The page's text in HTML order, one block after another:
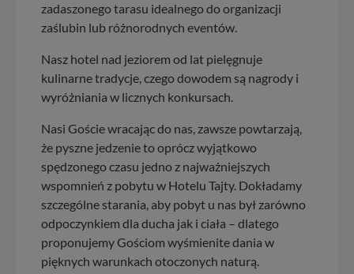
zadaszonego tarasu idealnego do organizacji
zaślubin lub różnorodnych eventów.
Nasz hotel nad jeziorem od lat pielęgnuje
kulinarne tradycje, czego dowodem są nagrody i
wyróżniania w licznych konkursach.
Nasi Goście wracając do nas, zawsze powtarzają,
że pyszne jedzenie to oprócz wyjątkowo
spędzonego czasu jedno z najważniejszych
wspomnień z pobytu w Hotelu Tajty. Dokładamy
szczególne starania, aby pobyt u nas był zarówno
odpoczynkiem dla ducha jak i ciała – dlatego
proponujemy Gościom wyśmienite dania w
pięknych warunkach otoczonych naturą.